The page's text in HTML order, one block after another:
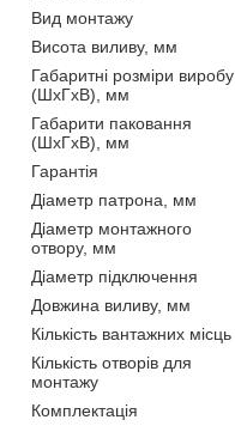
Вид монтажу
Висота виливу, мм
Габаритні розміри виробу
(ШхГхВ), мм
Габарити паковання
(ШхГхВ), мм
Гарантія
Діаметр патрона, мм
Діаметр монтажного
отвору, мм
Діаметр підключення
Довжина виливу, мм
Кількість вантажних місць
Кількість отворів для
монтажу
Комплектація